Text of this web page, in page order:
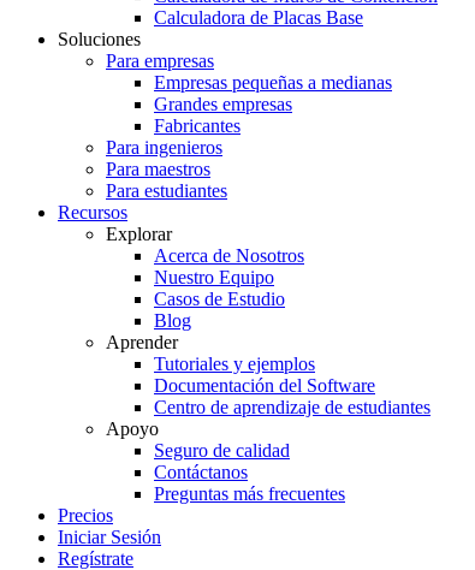
Calculadora de Placas Base
Soluciones
Para empresas
Empresas pequeñas a medianas
Grandes empresas
Fabricantes
Para ingenieros
Para maestros
Para estudiantes
Recursos
Explorar
Acerca de Nosotros
Nuestro Equipo
Casos de Estudio
Blog
Aprender
Tutoriales y ejemplos
Documentación del Software
Centro de aprendizaje de estudiantes
Apoyo
Seguro de calidad
Contáctanos
Preguntas más frecuentes
Precios
Iniciar Sesión
Regístrate